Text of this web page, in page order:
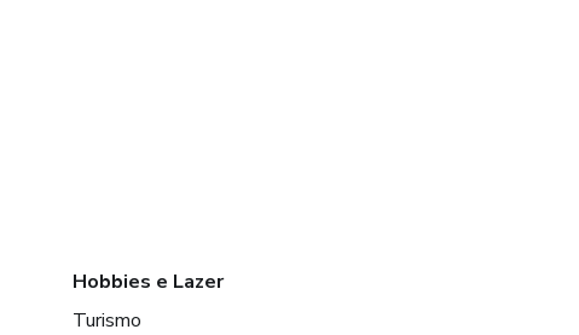
Hobbies e Lazer
Turismo